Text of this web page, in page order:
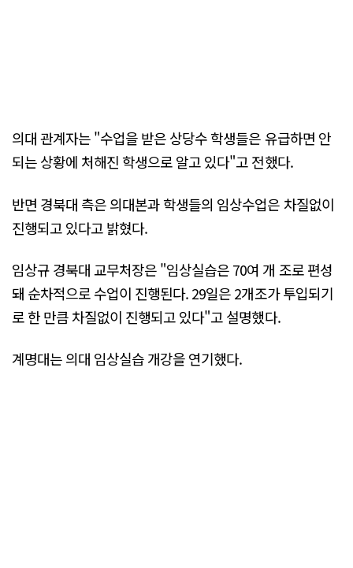
의대 관계자는 "수업을 받은 상당수 학생들은 유급하면 안
되는 상황에 처해진 학생으로 알고 있다"고 전했다.
반면 경북대 측은 의대본과 학생들의 임상수업은 차질없이
진행되고 있다고 밝혔다.
임상규 경북대 교무처장은 "임상실습은 70여 개 조로 편성
돼 순차적으로 수업이 진행된다. 29일은 2개조가 투입되기
로 한 만큼 차질없이 진행되고 있다"고 설명했다.
계명대는 의대 임상실습 개강을 연기했다.